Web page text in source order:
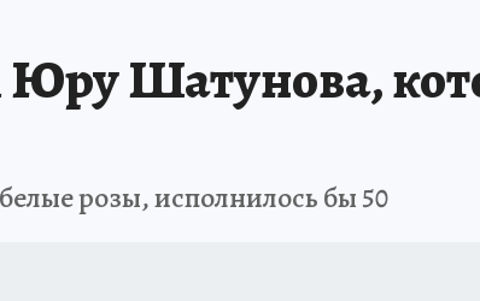
Шатунова,
розы, исполнилось бы 50